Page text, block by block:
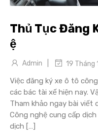
Thủ Tục Đăng
ệ
Admin 19 Tháng
Việc đăng ký xe ô tô
các bác tài xế hiện nay.
Tham khảo ngay bài viết
Công nghệ cung cấp
dịch […]